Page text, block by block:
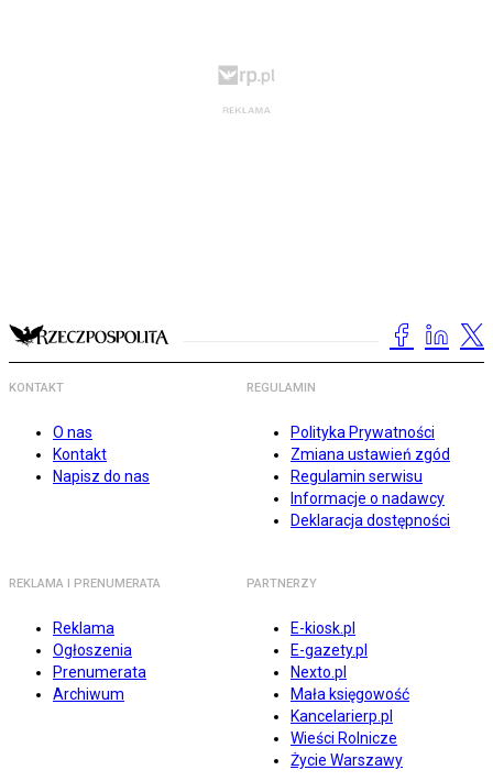
KONTAKT
O nas
Kontakt
Napisz do nas
REGULAMIN
Polityka Prywatności
Zmiana ustawień zgód
Regulamin serwisu
Informacje o nadawcy
Deklaracja dostępności
REKLAMA I PRENUMERATA
Reklama
Ogłoszenia
Prenumerata
Archiwum
PARTNERZY
E-kiosk.pl
E-gazety.pl
Nexto.pl
Mała księgowość
Kancelarierp.pl
Wieści Rolnicze
Życie Warszawy